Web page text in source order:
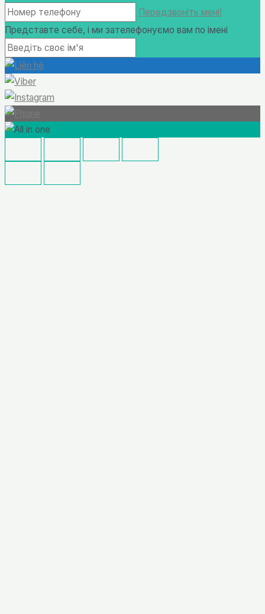
Передзвоніть мені!
Представте себе, і ми зателефонуємо вам по імені